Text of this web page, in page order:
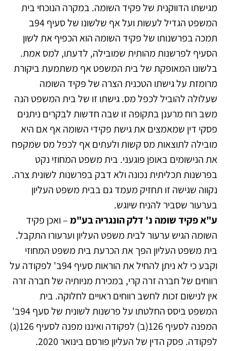
מגישתו הדווקנית של פקיד השומה. במקרה הנוכחי בית
המשפט הגדיל לעשות ועל אף שלשונו של סעיף 94ב
תמכה בפרשנותו של פקיד השומה הוא הכפיף את לשון
הסעיף לפרשנות מהותית שמובילה, לדעתו, למס אמת.
בלשונו המאופקת של בית המשפט אף משתמעת ביקורת
מרומזת על גישתו הטכנית הצרה של פקיד השומה
שעלולה להוביל לכפל מס. גישתו זו של בית המשפט הנה
משב רוח מרענן בתקופה זו שבה חדשות לבקרים ניתנים
פסקי דין שמאמצים את גישת פקידי השומה אף אם היא
מובילה לתוצאות מס קשות ולעתים אף לכפל מס שמקפח
את הנישומים באופן פוגעני. בית משפט המחוזי נקט
בפרשנות תכליתית נכונה ולא דבק בפרשנות לשונית צרה.
נקווה שגישה זו תחזיק מעמד גם בבית משפט העליון
בערעור שסביר להניח שיוגש.
ע"א פקיד שומה נ' דלק הונגריה בע"מ – ואכן פקיד
השומה הגיש ערעור לבית משפט העליון וערעורו התקבל.
בית משפט העליון הפך את הכרעת בית משפט המחוזי
וקבע כי לא ניתן להחיל את הוראות סעיף 94ב' לפקודה על
רווחים של חברה זרה קרי, במכירת מניותיה של חברה זרה
אין לנישום זכות לחשב רווחים ראויים לחלוקה. בית
המשפט ביסס החלטתו על פרשנות לשונית של סעף 94ב'
המפנה לסעיף 126(ב) לפקודה ואיננו מפנה לסעיף 126(ג)
לפקודה. פסק הדין של העליון פורסם בינואר 2020.